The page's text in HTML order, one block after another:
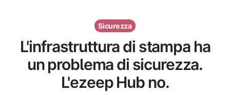
Sicurezza
L'infrastruttura di stampa ha
un problema di sicurezza.
L'ezeep Hub no.